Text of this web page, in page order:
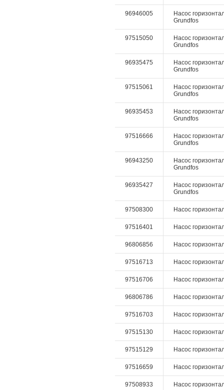
96946005
Насос
Grundfos
97515050
Насос
Grundfos
96935475
Насос
Grundfos
97515061
Насос
Grundfos
96935453
Насос
Grundfos
97516666
Насос
Grundfos
96943250
Насос
Grundfos
96935427
Насос
Grundfos
97508300 Насос
97516401 Насос
96806856 Насос
97516713 Насос
97516706 Насос
96806786 Насос
97516703 Насос
97515130 Насос
97515129 Насос
97516659 Насос
97508933 Насос